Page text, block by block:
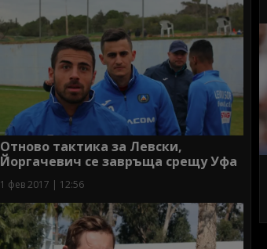
Отново тактика за Левски,
Йоргачевич се завръща срещу Уфа
1 фев 2017 | 12:56